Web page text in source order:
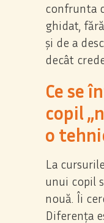
confrunta
ghidat,
și de a
decât
Ce se
copil
o
La
unui copil
nouă. Îi
Diferența